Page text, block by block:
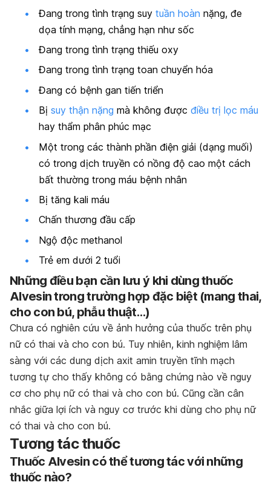
Đang trong tình trạng suy tuần hoàn nặng, đe
dọa tính mạng, chẳng hạn như sốc
Đang trong tình trạng thiếu oxy
Đang trong tình trạng toan chuyển hóa
Đang có bệnh gan tiến triển
Bị suy thận nặng mà không được điều trị lọc máu
hay thẩm phân phúc mạc
Một trong các thành phần điện giải (dạng muối)
có trong dịch truyền có nồng độ cao một cách
bất thường trong máu bệnh nhân
Bị tăng kali máu
Chấn thương đầu cấp
Ngộ độc methanol
Trẻ em dưới 2 tuổi
Những điều bạn cần lưu ý khi dùng thuốc
Alvesin trong trường hợp đặc biệt (mang thai,
cho con bú, phẫu thuật…)
Chưa có nghiên cứu về ảnh hưởng của thuốc trên phụ
nữ có thai và cho con bú. Tuy nhiên, kinh nghiệm lâm
sàng với các dung dịch axit amin truyền tĩnh mạch
tương tự cho thấy không có bằng chứng nào về nguy
cơ cho phụ nữ có thai và cho con bú. Cũng cần cân
nhắc giữa lợi ích và nguy cơ trước khi dùng cho phụ nữ
có thai và cho con bú.
Tương tác thuốc
Thuốc Alvesin có thể tương tác với những
thuốc nào?